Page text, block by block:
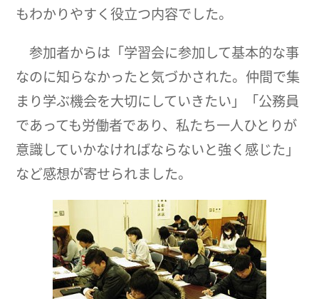
もわかりやすく役立つ内容でした。
参加者からは「学習会に参加して基本的な事
なのに知らなかったと気づかされた。仲間で集
まり学ぶ機会を大切にしていきたい」「公務員
であっても労働者であり、私たち一人ひとりが
意識していかなければならないと強く感じた」
など感想が寄せられました。